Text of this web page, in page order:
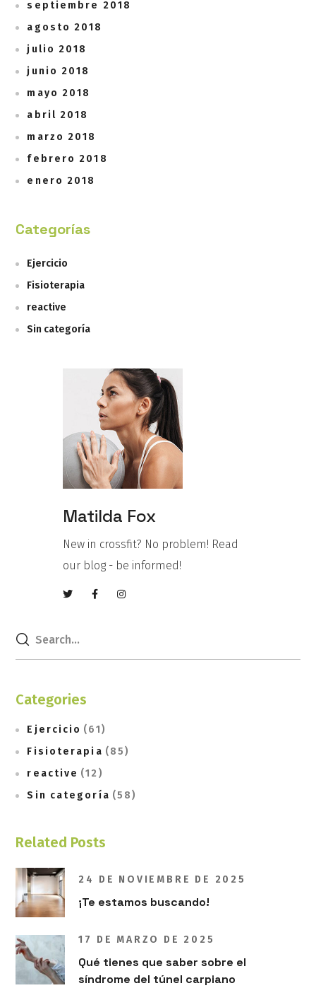
septiembre 2018
agosto 2018
julio 2018
junio 2018
mayo 2018
abril 2018
marzo 2018
febrero 2018
enero 2018
Categorías
Ejercicio
Fisioterapia
reactive
Sin categoría
Matilda Fox
New in crossfit? No problem! Read
our blog - be informed!
Categories
Ejercicio (61)
Fisioterapia (85)
reactive (12)
Sin categoría (58)
Related Posts
24 DE NOVIEMBRE DE 2025
¡Te estamos buscando!
17 DE MARZO DE 2025
Qué tienes que saber sobre el
síndrome del túnel carpiano